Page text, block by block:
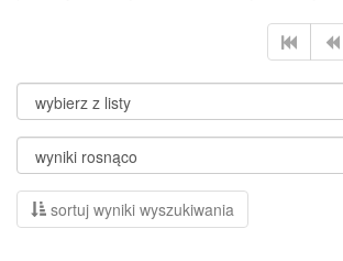
sortuj wyniki wyszukiwania